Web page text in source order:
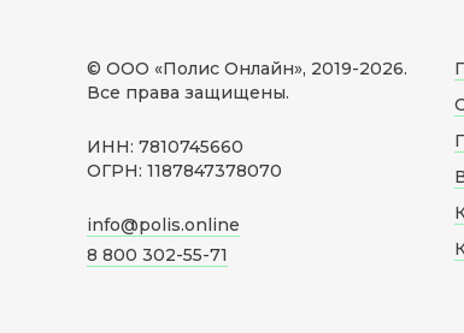
© ООО «Полис Онлайн», 2019-2026.
Все права защищены.
ИНН: 7810745660
ОГРН: 1187847378070
info@polis.online
8 800 302-55-71